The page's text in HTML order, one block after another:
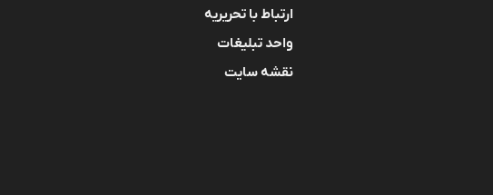
ارتباط با تحریریه
واحد تبلیغات
نقشه سایت